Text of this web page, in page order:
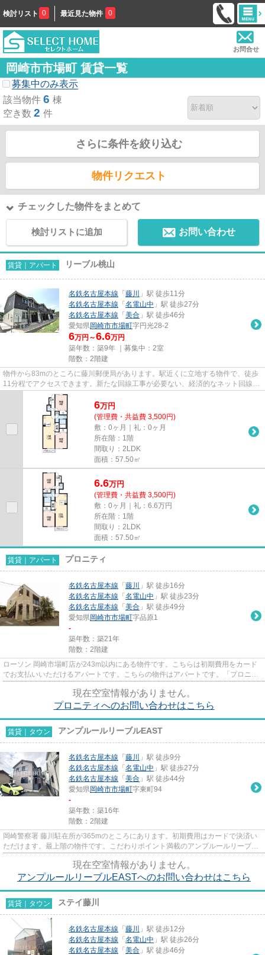
検討リスト 0 最近見た物件 0
お問合せ
岡崎市市場町 賃貸一覧
募集中のみ表示
該当物件 6 棟
空き数 2 件
さらに条件を絞り込む
物件リクエスト
チェックした物件をまとめて
検討リストに追加 お問い合わせ
賃貸｜アパート リーブル桃山
名鉄名古屋本線 「 藤川
」駅 徒歩11分
名鉄名古屋本線 「 名電山中 」駅 徒歩27分
名鉄名古屋本線 「 美合 」駅 徒歩46分
愛知県岡崎市市場町字円光28-2
6万円～6.6万円
築年数：築9年 ｜募集中： 2室
階数：2階建
物件から83mのところに藤川郵便局があります。駅近くに立地する物件で、徒歩
11分程でアクセスできます。新たな回線工事が必要ない、経済的なネット回線工
事済み物件です。新着情報：リ...
6万円
(管理費・共益費 3,500円)
敷：0ヶ月｜礼：0ヶ月
所在階：1階
間取り：2LDK
面積：57.50㎡
6.6万円
(管理費・共益費 3,500円)
敷：0ヶ月｜礼：6.6万円
所在階：1階
間取り：2LDK
面積：57.50㎡
賃貸｜アパート プロニティ
名鉄名古屋本線 「 藤川
」駅 徒歩16分
名鉄名古屋本線 「 名電山中 」駅 徒歩23分
名鉄名古屋本線 「 美合 」駅 徒歩49分
愛知県岡崎市市場町字品原1
-
築年数：築21年
階数：2階建
ローソン 岡崎市場町店が243m以内にある物件です。こちらは初期費用をカード
でお支払いいただけるアパートです。こちらの物件はアパートです。「プロニテ
現在空室情報がありません。
プロニティへのお問い合わせはこちら
賃貸｜タウン アンプルールリーブルEAST
名鉄名古屋本線 「 藤川
」駅 徒歩9分
名鉄名古屋本線 「 名電山中 」駅 徒歩27分
名鉄名古屋本線 「 美合 」駅 徒歩44分
愛知県岡崎市市場町字東町94
-
築年数：築16年
階数：2階建
岡崎警察署 藤川駐在所が365mのところにあります。初期費用はカードで決済い
ただけます。最上階の物件です。こだわりポイント満載のアンプルールリーブル
現在空室情報がありません。
アンプルールリーブルEASTへのお問い合わせはこちら
賃貸｜タウン ステイ藤川
名鉄名古屋本線 「 藤川
」駅 徒歩12分
名鉄名古屋本線 「 名電山中 」駅 徒歩26分
名鉄名古屋本線 「 美合 」駅 徒歩46分